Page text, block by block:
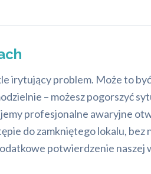
irytujący problem. Może to
– możesz pogorszyć
profesjonalne awaryjne
do zamkniętego lokalu,
potwierdzenie naszej